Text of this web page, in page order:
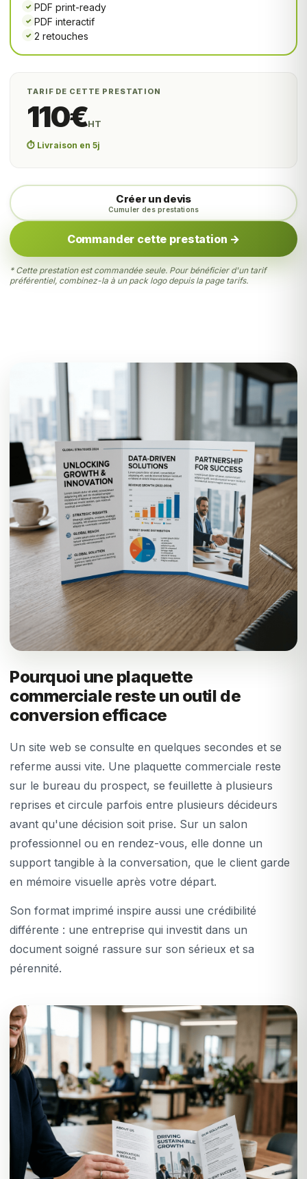
✓ PDF print-ready
✓ PDF interactif
✓ 2 retouches
TARIF DE CETTE PRESTATION
110€HT
⏱️ Livraison en 5j
Créer un devis
Cumuler des prestations
Commander cette prestation →
* Cette prestation est commandée seule. Pour bénéficier d'un tarif
préférentiel, combinez-la à un pack logo depuis la page tarifs.
Pourquoi une plaquette
commerciale reste un outil de
conversion efficace
Un site web se consulte en quelques secondes et se
referme aussi vite. Une plaquette commerciale reste
sur le bureau du prospect, se feuillette à plusieurs
reprises et circule parfois entre plusieurs décideurs
avant qu'une décision soit prise. Sur un salon
professionnel ou en rendez-vous, elle donne un
support tangible à la conversation, que le client garde
en mémoire visuelle après votre départ.
Son format imprimé inspire aussi une crédibilité
différente : une entreprise qui investit dans un
document soigné rassure sur son sérieux et sa
pérennité.